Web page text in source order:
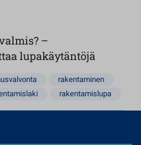
–
lupakäytäntöjä
rakentaminen
rakentamislupa